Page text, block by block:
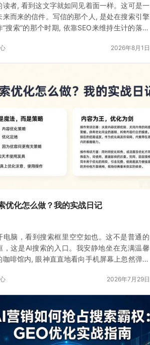
读者, 看到这文字就如同见着面一样。这可是一
来而来的信件。写信的那个人, 是处在搜索引擎
“搜索”的那个时期, 依靠SEO来维持生计的落魄
2026年8月1日
优化怎么做？我的实战日记
电脑，看到搜索框里空空如也。这不是普通的
，这是AI搜索的入口。我安静地坐在充满温馨
咖啡馆内, 眼神直直地看向手机屏幕上忽然弹出
2026年7月29日